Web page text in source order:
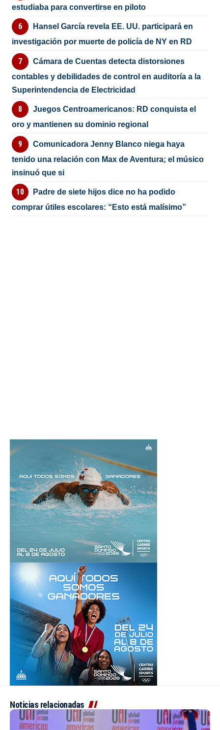
estudiaba para convertirse en piloto
Hansel García revela EE. UU. participará en
investigación por muerte de policía de NY en RD
Cámara de Cuentas detecta distorsiones
contables y debilidades de control en auditoría a la
Superintendencia de Electricidad
Juegos Centroamericanos: RD conquista el
oro y mantienen su dominio regional
Comunicadora Jenny Blanco niega haya
tenido una relación con Max de Aventura; el músico
insinuó que si
Padre de siete hijos dice no ha podido
comprar útiles escolares: “Esto está malísimo”
Noticias relacionadas